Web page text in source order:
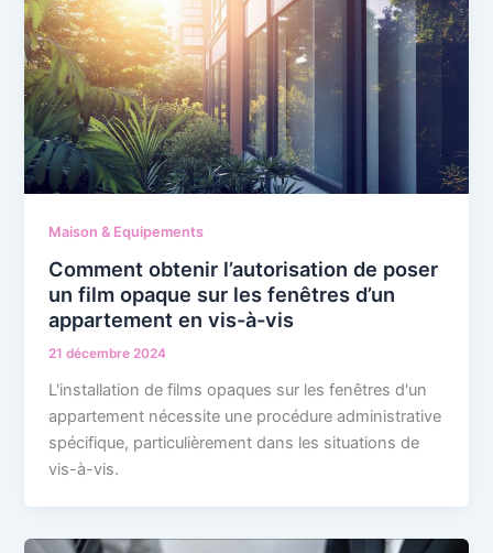
Maison & Equipements
Comment obtenir l’autorisation de poser
un film opaque sur les fenêtres d’un
appartement en vis-à-vis
21 décembre 2024
L'installation de films opaques sur les fenêtres d'un
appartement nécessite une procédure administrative
spécifique, particulièrement dans les situations de
vis-à-vis.